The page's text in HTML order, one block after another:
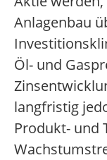
Anlagenbau
Öl- und
langfristig
Produkt- und